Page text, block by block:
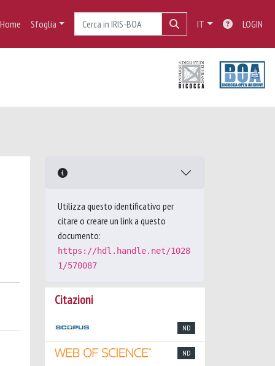
Home Sfoglia IT LOGIN
Utilizza questo identificativo per
citare o creare un link a questo
documento:
https://hdl.handle.net/1028
1/570087
Citazioni
ND
ND